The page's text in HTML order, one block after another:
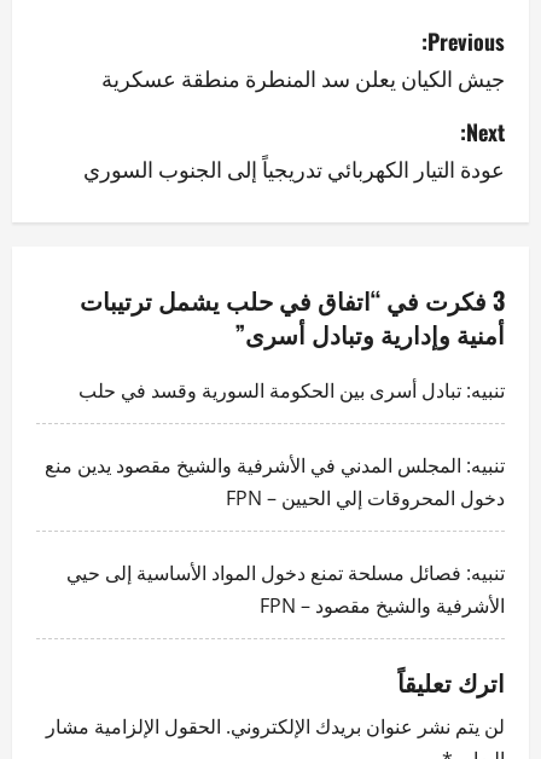
P
o
s
t
n
a
v
i
g
a
t
i
o
n
Previous:
جيش الكيان يعلن سد المنطرة منطقة عسكرية
Next:
عودة التيار الكهربائي تدريجياً إلى الجنوب السوري
3 فكرت في “
اتفاق في حلب يشمل ترتيبات
أمنية وإدارية وتبادل أسرى”
تنبيه: تبادل أسرى بين الحكومة السورية وقسد في حلب
تنبيه: المجلس المدني في الأشرفية والشيخ مقصود يدين منع
دخول المحروقات إلي الحيين – FPN
تنبيه: فصائل مسلحة تمنع دخول المواد الأساسية إلى حيي
الأشرفية والشيخ مقصود – FPN
اترك تعليقاً
لن يتم نشر عنوان بريدك الإلكتروني. الحقول الإلزامية مشار